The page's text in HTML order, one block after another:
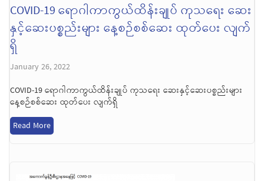
COVID-19 ရောဂါကာကွယ်ထိန်းချုပ် ကုသရေး ဆေး
နှင့်ဆေးပစ္စည်းများ နေ့စဉ်စစ်ဆေး ထုတ်ပေး လျက်
ရှိ
January 26, 2022
COVID-19 ရောဂါကာကွယ်ထိန်းချုပ် ကုသရေး ဆေးနှင့်ဆေးပစ္စည်းများ
နေ့စဉ်စစ်ဆေး ထုတ်ပေး လျက်ရှိ
Read More